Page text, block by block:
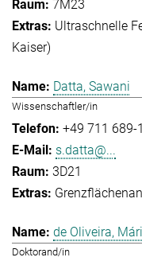
7M23
Ultraschnelle
Kaiser)
Datta, Sawani
Wissenschaftler/in
+49 711 689-
s.datta@...
3D21
de Oliveira,
Doktorand/in